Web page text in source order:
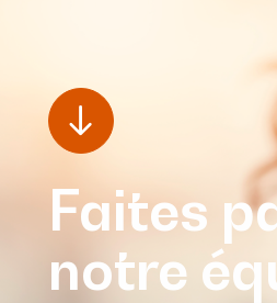
Faites
notre